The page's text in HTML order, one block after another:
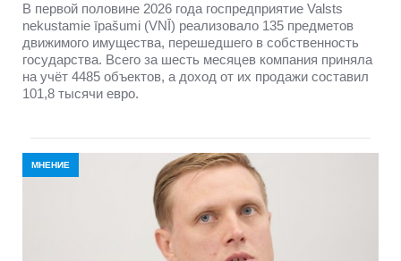
В первой половине 2026 года госпредприятие Valsts
nekustamie īpašumi (VNĪ) реализовало 135 предметов
движимого имущества, перешедшего в собственность
государства. Всего за шесть месяцев компания приняла
на учёт 4485 объектов, а доход от их продажи составил
101,8 тысячи евро.
МНЕНИЕ